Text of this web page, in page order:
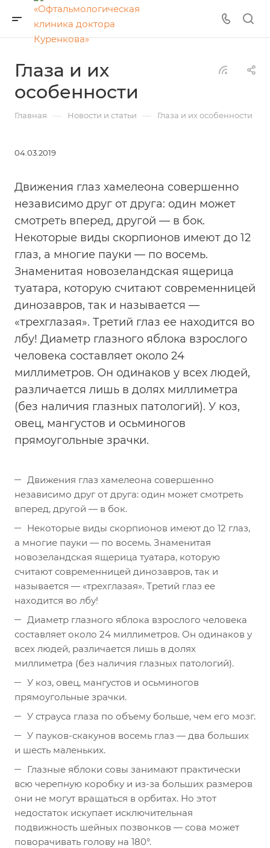
Глаза и их
особенности
Главная — Новости и статьи — Глаза и их особенности
04.03.2019
Движения глаз хамелеона совершенно
независимо друг от друга: один может
смотреть вперед, другой — в бок.
Некоторые виды скорпионов имеют до 12
глаз, а многие пауки — по восемь.
Знаменитая новозеландская ящерица
туатара, которую считают современницей
динозавров, так и называется —
«трехглазая». Третий глаз ее находится во
лбу! Диаметр глазного яблока взрослого
человека составляет около 24
миллиметров. Он одинаков у всех людей,
различается лишь в долях миллиметра
(без наличия глазных патологий). У коз,
овец, мангустов и осьминогов
прямоугольные зрачки.
Движения глаз хамелеона совершенно
независимо друг от друга: один может смотреть
вперед, другой — в бок.
Некоторые виды скорпионов имеют до 12 глаз,
а многие пауки — по восемь. Знаменитая
новозеландская ящерица туатара, которую
считают современницей динозавров, так и
называется — «трехглазая». Третий глаз ее
находится во лбу!
Диаметр глазного яблока взрослого человека
составляет около 24 миллиметров. Он одинаков у
всех людей, различается лишь в долях
миллиметра (без наличия глазных патологий).
У коз, овец, мангустов и осьминогов
прямоугольные зрачки.
У страуса глаза по объему больше, чем его мозг.
У пауков-скакунов восемь глаз — два больших
и шесть маленьких.
Глазные яблоки совы занимают практически
всю черепную коробку и из-за больших размеров
они не могут вращаться в орбитах. Но этот
недостаток искупает исключительная
подвижность шейных позвонков — сова может
поворачивать голову на 180°.